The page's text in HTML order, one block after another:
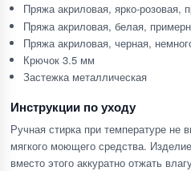
Пряжа акриловая, ярко-розовая,
Пряжа акриловая, белая,
Пряжа акриловая, черная,
Крючок 3.5 мм
Застежка металлическая
Инструкции по уходу
Ручная стирка при температуре не
мягкого моющего средства.
вместо этого аккуратно отжать